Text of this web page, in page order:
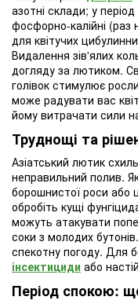
азотні склади; у
фосфорно-калійні
для квітучих
Видалення зів'ялих
догляду за лютиком.
голівок стимулює
може радувати вас
йому витрачати сили
Труднощі та
Азіатський лютик
неправильний полив.
борошнистої роси або
обробіть кущі
можуть атакувати
соки з молодих
спекотну погоду. Для
інсектициди або
Період спокою: